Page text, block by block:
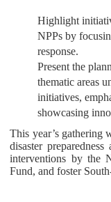
Highlight
NPPs by
response.
Present the
thematic areas
initiatives,
showcasing
This year’s gathering
disaster
interventions by the
Fund, and foster